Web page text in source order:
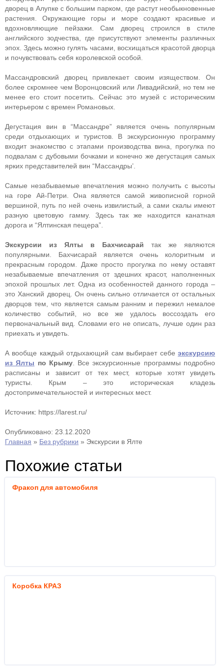
дворец в Алупке с большим парком, где растут необыкновенные
растения. Окружающие горы и море создают красивые и
вдохновляющие пейзажи. Сам дворец строился в стиле
английского зодчества, где присутствуют элементы различных
эпох. Здесь можно гулять часами, восхищаться красотой дворца
и почувствовать себя королевской особой.
Массандровский дворец привлекает своим изяществом. Он
более скромнее чем Воронцовский или Ливадийский, но тем не
менее его стоит посетить. Сейчас это музей с историческим
интерьером с времен Романовых.
Дегустация вин в “Массандре” является очень популярным
среди отдыхающих и туристов. В экскурсионную программу
входит знакомство с этапами производства вина, прогулка по
подвалам с дубовыми бочками и конечно же дегустация самых
ярких представителей вин “Массандры’.
Самые незабываемые впечатления можно получить с высоты
на горе Ай-Петри. Она является самой живописной горной
вершиной, путь по ней очень извилистый, а сами скалы имеют
разную цветовую гамму. Здесь так же находится канатная
дорога и “Ялтинская пещера”.
Экскурсии из Ялты в Бахчисарай так же являются
популярными. Бахчисарай является очень колоритным и
прекрасным городом. Даже просто прогулка по нему оставят
незабываемые впечатления от здешних красот, наполненных
эпохой прошлых лет. Одна из особенностей данного города –
это Ханский дворец. Он очень сильно отличается от остальных
дворцов тем, что является самым ранним и пережил немалое
количество событий, но все же удалось воссоздать его
первоначальный вид. Словами его не описать, лучше один раз
приехать и увидеть.
А вообще каждый отдыхающий сам выбирает себе экскурсию
из Ялты по Крыму. Все экскурсионные программы подробно
расписаны и зависит от тех мест, которые хотят увидеть
туристы. Крым – это историческая кладезь
достопримечательностей и интересных мест.
Источник: https://larest.ru/
Опубликовано: 23.12.2020
Главная » Без рубрики » Экскурсии в Ялте
Похожие статьи
Фракоп для автомобиля
Коробка КРАЗ